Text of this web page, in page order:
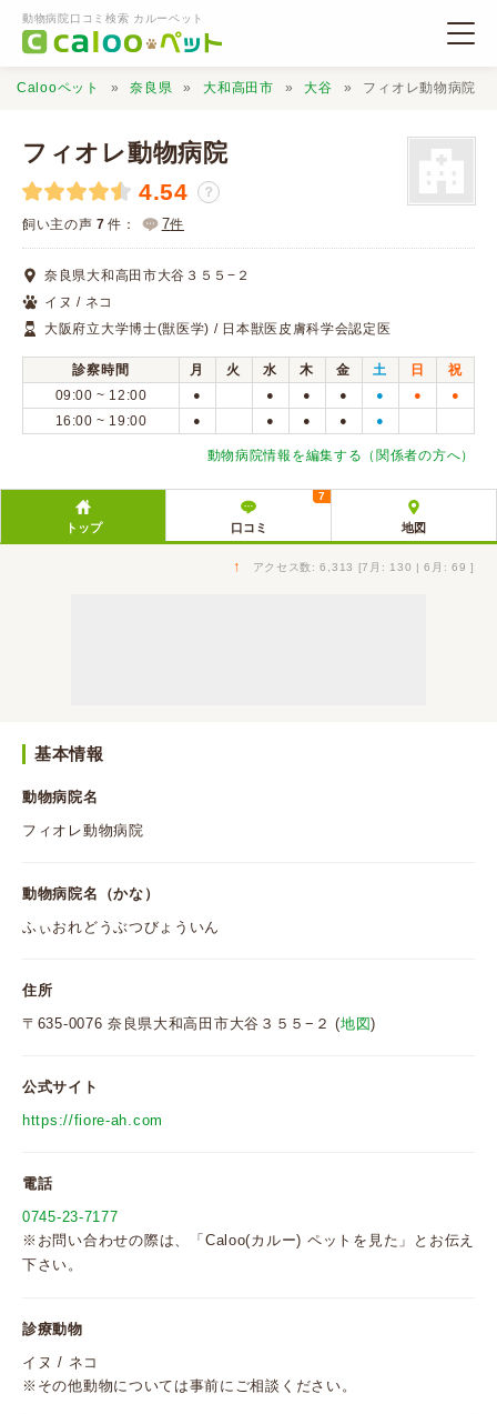
動物病院口コミ検索 カルーペット
動物病院検索
口コミ検索
Calooペットとは？
口コミ投稿
Calooペット 奈良県 大和高田市 大谷 フィオレ動物病院
フィオレ動物病院
4.54 ？
飼い主の声 7 件： 7件
奈良県大和高田市大谷３５５−２
イヌ / ネコ
大阪府立大学博士(獣医学) / 日本獣医皮膚科学会認定医
診察時間 月 火 水 木 金 土 日
祝
09:00 ~ 12:00
● ● ● ● ● ● ●
16:00 ~ 19:00 ● ● ● ● ●
動物病院情報を編集する（関係者の方へ）
トップ 口コミ
7
地図
↑ アクセス数: 6,313 [7月: 130 | 6月: 69 ]
基本情報
動物病院名
フィオレ動物病院
動物病院名（かな）
ふぃおれどうぶつびょういん
住所
〒635-0076 奈良県大和高田市大谷３５５−２ (地図)
公式サイト
https://fiore-ah.com
電話
0745-23-7177
※お問い合わせの際は、「Caloo(カルー) ペットを見た」とお伝え
下さい。
診療動物
イヌ / ネコ
※その他動物については事前にご相談ください。